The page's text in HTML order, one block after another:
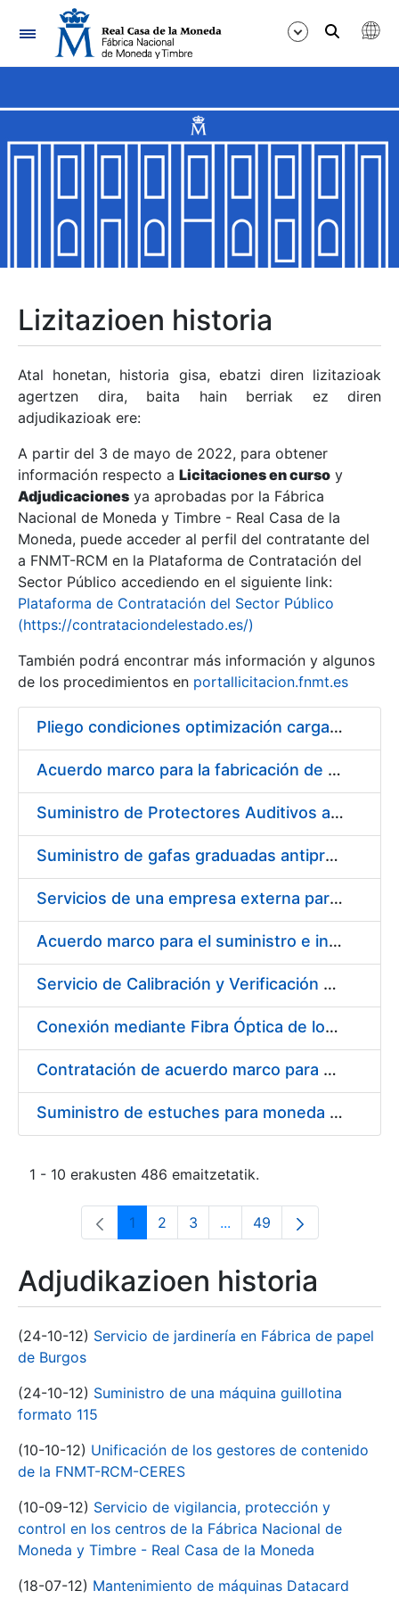
Nabigazioa
Erakutsi/Ezkutatu
Erakutsi/Ezkutatu
Erakutsi/Ezkutatu
Erakutsi/Ezkutatu
Erakutsi/Ezkutatu
Erakutsi/Ezkutatu
Erakutsi/Ezkutatu
Erakutsi/Ezkutatu
Lizitazioen historia
Atal honetan, historia gisa, ebatzi diren lizitazioak
agertzen dira, baita hain berriak ez diren
adjudikazioak ere:
A partir del 3 de mayo de 2022, para obtener
información respecto a Licitaciones en curso y
Adjudicaciones ya aprobadas por la Fábrica
Nacional de Moneda y Timbre - Real Casa de la
Moneda, puede acceder al perfil del contratante del
a FNMT-RCM en la Plataforma de Contratación del
Sector Público accediendo en el siguiente link:
Plataforma de Contratación del Sector Público
(https://contrataciondelestado.es/)
También podrá encontrar más información y algunos
de los procedimientos en portallicitacion.fnmt.es
Pliego condiciones optimización cargas compras firmado
Acuerdo marco para la fabricación de piezas
Suministro de Protectores Auditivos a medida para las personas trabajadoras de los Centros de Trabajo de Madrid y Burgos
Suministro de gafas graduadas antiproyecciones para los trabajadores de la FNMT-RCM en los centros de trabajo de Madrid y Burgos
Servicios de una empresa externa para el asesoramiento y resolución de los recursos de alzada que se presentan relacionados con procesos de selección para la FNMT-RCM
Acuerdo marco para el suministro e instalación de persianas, estores y otros complementos
Servicio de Calibración y Verificación Externa de los Equipos de Medición del Servicio de Prevención de la FNMT-RCM
Conexión mediante Fibra Óptica de los Centros de Proceso de Datos (CPDs) de las sedes de la FNMT-RCM de Burgos y Madrid
Contratación de acuerdo marco para el Suministro de Material de Electricidad para la Fábrica Nacional de Moneda y Timbre-Real Casa de la Moneda en su centro de trabajo de Burgos
Suministro de estuches para moneda de 30 €
1 - 10 erakusten 486 emaitzetatik.
Orrialdea
1 Orrialdea
2 Orrialdea
3 ...Intermediate Pages Use
Orrialdea
49
Adjudikazioen historia
(24-10-12) Servicio de jardinería en Fábrica de papel
de Burgos
(24-10-12) Suministro de una máquina guillotina
formato 115
(10-10-12) Unificación de los gestores de contenido
de la FNMT-RCM-CERES
(10-09-12) Servicio de vigilancia, protección y
control en los centros de la Fábrica Nacional de
Moneda y Timbre - Real Casa de la Moneda
(18-07-12) Mantenimiento de máquinas Datacard